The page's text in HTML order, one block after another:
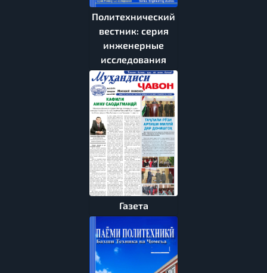
Политехнический
вестник: серия
инженерные
исследования
Газета